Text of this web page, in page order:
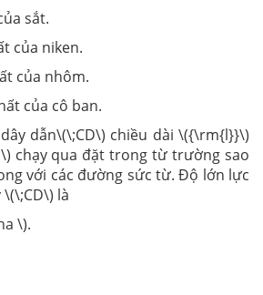
sắt.
của niken.
của nhôm.
của cô ban.
dẫn\(\;CD\) chiều dài \({\rm{l}}\)
chạy qua đặt trong từ trường sao
với các đường sức từ. Độ lớn lực
là
\).